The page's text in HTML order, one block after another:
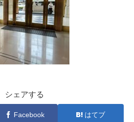
シェアする
Facebook はてブ